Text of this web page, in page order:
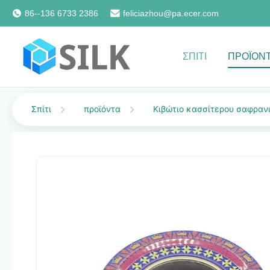
86--136 6733 2386 feliciazhou@pa.ecer.com
ΣΠΊΤΙ
Σπίτι προϊόντα Κιβώτιο κασσίτερου